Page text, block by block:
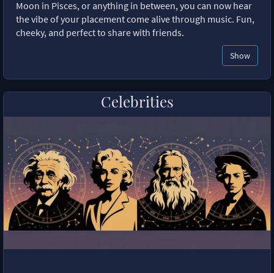
Moon in Pisces, or anything in between, you can now hear
the vibe of your placement come alive through music. Fun,
cheeky, and perfect to share with friends.
Show
Celebrities